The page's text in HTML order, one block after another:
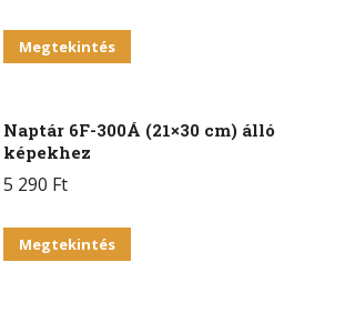
Megtekintés
Naptár 6F-300Á (21×30 cm) álló
képekhez
5 290 Ft
Megtekintés